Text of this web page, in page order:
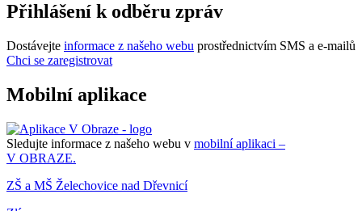
Přihlášení k odběru zpráv
Dostávejte informace z našeho webu prostřednictvím SMS a e-mailů
Chci se zaregistrovat
Mobilní aplikace
Sledujte informace z našeho webu v mobilní aplikaci –
V OBRAZE.
ZŠ a MŠ Želechovice nad Dřevnicí